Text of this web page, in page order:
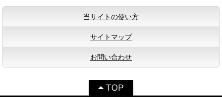
当サイトの使い方
サイトマップ
お問い合わせ